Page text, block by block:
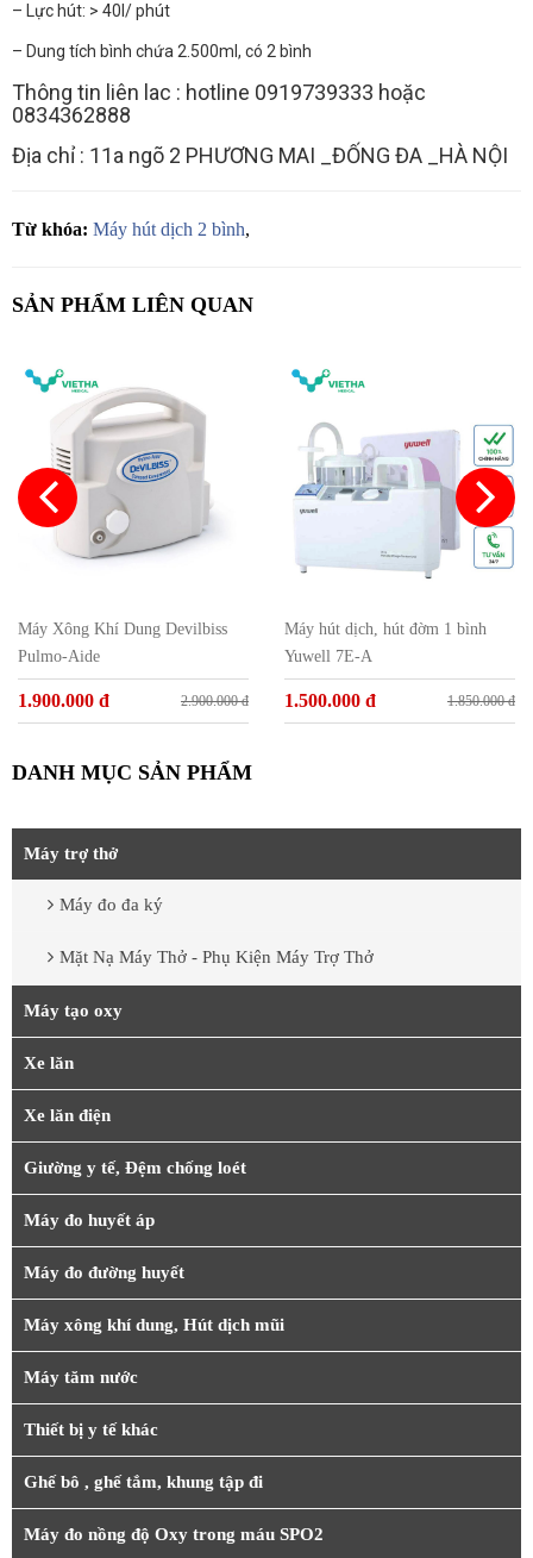
– Lực hút: > 40l/ phút
– Dung tích bình chứa 2.500ml, có 2 bình
Thông tin liên lac : hotline 0919739333 hoặc
0834362888
Địa chỉ : 11a ngõ 2 PHƯƠNG MAI _ĐỐNG ĐA _HÀ NỘI
Từ khóa: Máy hút dịch 2 bình,
SẢN PHẨM LIÊN QUAN
Máy Xông Khí Dung Devilbiss
Pulmo-Aide
1.900.000 đ 2.900.000 đ
Máy hút dịch, hút đờm 1 bình
Yuwell 7E-A
1.500.000 đ 1.850.000 đ
DANH MỤC SẢN PHẨM
Máy trợ thở
Máy đo đa ký
Mặt Nạ Máy Thở - Phụ Kiện Máy Trợ Thở
Máy tạo oxy
Xe lăn
Xe lăn điện
Giường y tế, Đệm chống loét
Máy đo huyết áp
Máy đo đường huyết
Máy xông khí dung, Hút dịch mũi
Máy tăm nước
Thiết bị y tế khác
Ghế bô , ghế tắm, khung tập đi
Máy đo nồng độ Oxy trong máu SPO2